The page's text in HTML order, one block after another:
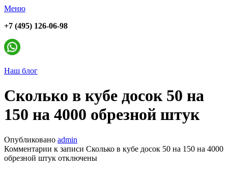
Меню
+7 (495) 126-06-98
Наш блог
Сколько в кубе досок 50 на
150 на 4000 обрезной штук
Опубликовано admin
Комментарии к записи Сколько в кубе досок 50 на 150 на 4000
обрезной штук отключены